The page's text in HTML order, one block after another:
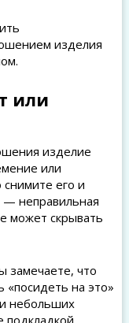
изделия
или
изделие
или
его и
— неправильная
может скрывать
замечаете, что
«посидеть на это»
небольших
подкладкой